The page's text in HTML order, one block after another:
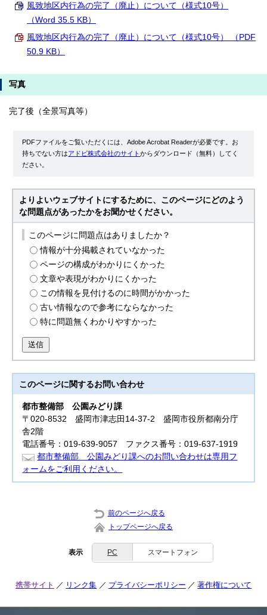
風致地区内行為の完了（廃止）について（様式10号）
（Word 35.5 KB）
風致地区内行為の完了（廃止）について（様式10号） （PDF
50.9 KB）
写真
完了後（全景写真等）
PDFファイルをご覧いただくには、Adobe Acrobat Readerが必要です。お
持ちでない方はアドビ株式会社のサイトからダウンロード（無料）してく
ださい。
よりよいウェブサイトにするために、このページにどのよう
な問題点があったかをお聞かせください。
このページに問題点はありましたか？
情報が十分掲載されていなかった
ページの構成がわかりにくかった
文章や表現がわかりにくかった
この情報を見付けるのに時間がかかった
古い情報なので参考にならなかった
特に問題無くわかりやすかった
送信
このページに関するお問い合わせ
都市整備部公園みどり課
〒020-8532 盛岡市津志田14-37-2 盛岡市役所都南分庁
舎2階
電話番号：019-639-9057 ファクス番号：019-637-1919
都市整備部 公園みどり課へのお問い合わせは専用フ
ォームをご利用ください。
前のページへ戻る
トップページへ戻る
表示 PC スマートフォン
携帯サイト リンク集 プライバシーポリシー 著作権について